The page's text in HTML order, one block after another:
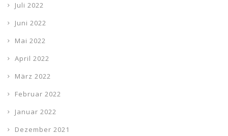
Juli 2022
Juni 2022
Mai 2022
April 2022
März 2022
Februar 2022
Januar 2022
Dezember 2021